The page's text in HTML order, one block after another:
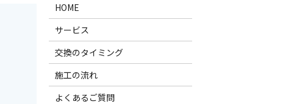
HOME
サービス
交換のタイミング
施工の流れ
よくあるご質問